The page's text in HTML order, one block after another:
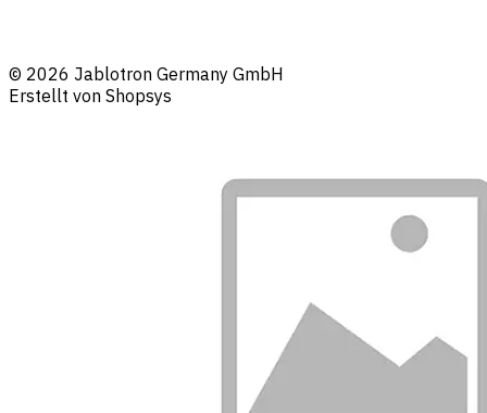
© 2026 Jablotron Germany GmbH
Erstellt von Shopsys